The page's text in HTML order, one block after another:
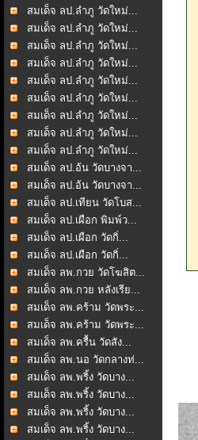
สมเด็จ ลป.ลำภู วัดใหม่...
สมเด็จ ลป.ลำภู วัดใหม่...
สมเด็จ ลป.ลำภู วัดใหม่...
สมเด็จ ลป.ลำภู วัดใหม่...
สมเด็จ ลป.ลำภู วัดใหม่...
สมเด็จ ลป.ลำภู วัดใหม่...
สมเด็จ ลป.ลำภู วัดใหม่...
สมเด็จ ลป.ลำภู วัดใหม่...
สมเด็จ ลป.ลำภู วัดใหม่...
สมเด็จ ลป.อ้น วัดบางจา...
สมเด็จ ลป.อ้น วัดบางจา...
สมเด็จ ลป.เทียน วัดโบส...
สมเด็จ ลป.เผือก พิมพ์ว...
สมเด็จ ลป.เผือก วัดกิ่...
สมเด็จ ลป.เผือก วัดกิ่...
สมเด็จ ลพ.กวย วัดโฆสิต...
สมเด็จ ลพ.กวย หลังเรีย...
สมเด็จ ลพ.คร้าม วัดพระ...
สมเด็จ ลพ.คร้าม วัดพระ...
สมเด็จ ลพ.ครื้น วัดสัง...
สมเด็จ ลพ.นอ วัดกลางท่...
สมเด็จ ลพ.พริ้ง วัดบาง...
สมเด็จ ลพ.พริ้ง วัดบาง...
สมเด็จ ลพ.พริ้ง วัดบาง...
สมเด็จ ลพ.พริ้ง วัดบาง...